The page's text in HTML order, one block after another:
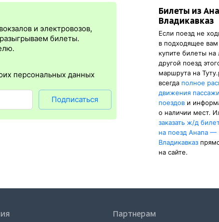
Электронная регистрация— это
в том, что не требуется ехать на вокзал и получать ж/д билет
почти для всех заказов, исключение составляют поезда
оригинал паспорта, указанный в электронном ж/д билете. А в
распечатка посадочного купона.
и электровозов,
билеты.
персональных данных
Подписаться
Билеты из
Владикавказ
Если поезд не
в подходящее
купите билеты
другой поезд
маршрута на
всегда полное
движения
поездов и
о наличии мест.
заказатьж/д
на поезд Анапа —
Владикавказ
на сайте.
Партнерам